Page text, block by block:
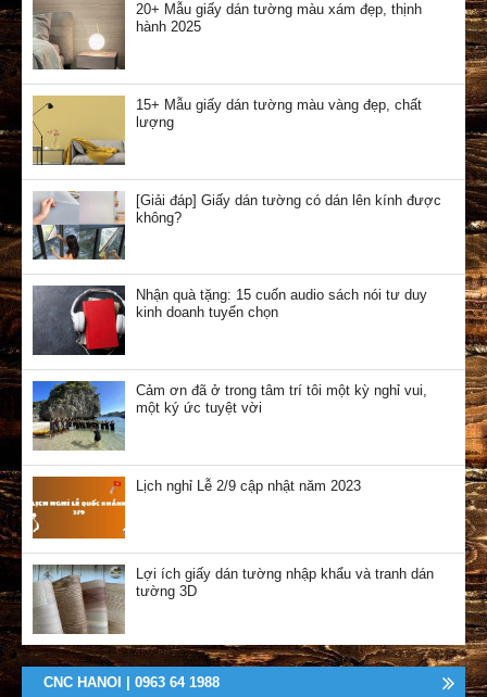
20+ Mẫu giấy dán tường màu xám đẹp, thịnh
hành 2025
15+ Mẫu giấy dán tường màu vàng đẹp, chất
lượng
[Giải đáp] Giấy dán tường có dán lên kính được
không?
Nhận quà tặng: 15 cuốn audio sách nói tư duy
kinh doanh tuyển chọn
Cảm ơn đã ở trong tâm trí tôi một kỳ nghỉ vui,
một ký ức tuyệt vời
Lịch nghỉ Lễ 2/9 cập nhật năm 2023
Lợi ích giấy dán tường nhập khẩu và tranh dán
tường 3D
CNC HANOI | 0963 64 1988